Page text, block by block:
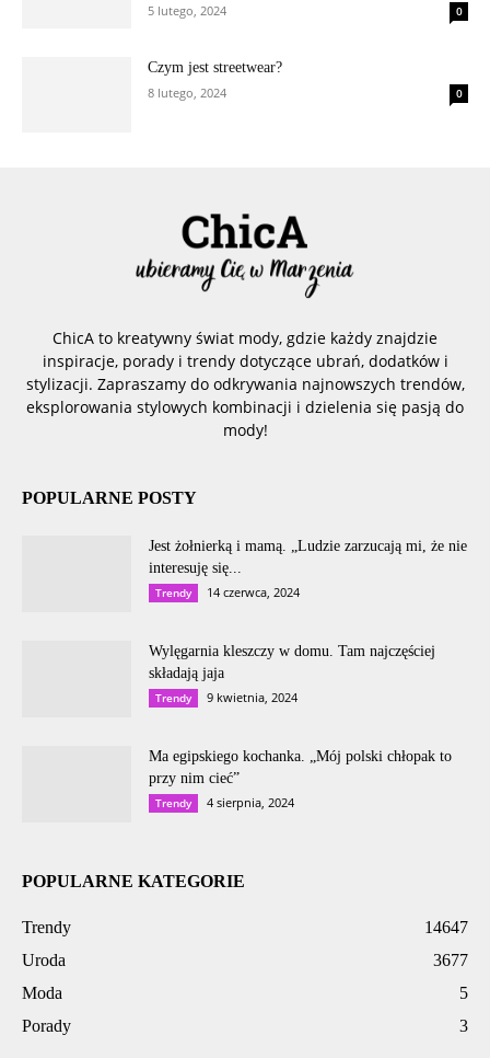
5 lutego, 2024
0
Czym jest streetwear?
8 lutego, 2024
0
ChicA to kreatywny świat mody, gdzie każdy znajdzie
inspiracje, porady i trendy dotyczące ubrań, dodatków i
stylizacji. Zapraszamy do odkrywania najnowszych trendów,
eksplorowania stylowych kombinacji i dzielenia się pasją do
mody!
POPULARNE POSTY
Jest żołnierką i mamą. „Ludzie zarzucają mi, że nie
interesuję się...
Trendy 14 czerwca, 2024
Wylęgarnia kleszczy w domu. Tam najczęściej
składają jaja
Trendy 9 kwietnia, 2024
Ma egipskiego kochanka. „Mój polski chłopak to
przy nim cieć”
Trendy 4 sierpnia, 2024
POPULARNE KATEGORIE
Trendy
14647
Uroda
3677
Moda
5
Porady
3